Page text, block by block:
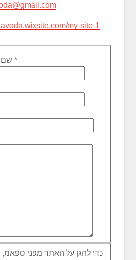
my-site-1
שם *
כדי להגן על האתר מפני ספאמ,